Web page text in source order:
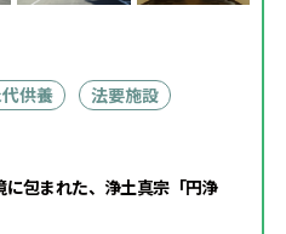
供養
法要施設
包まれた、浄土真宗「円浄